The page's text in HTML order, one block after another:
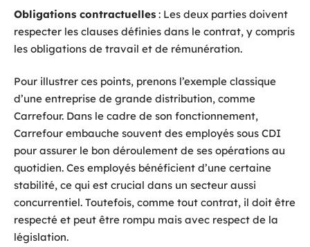
Obligations contractuelles : Les deux parties doivent
respecter les clauses définies dans le contrat, y compris
les obligations de travail et de rémunération.
Pour illustrer ces points, prenons l’exemple classique
d’une entreprise de grande distribution, comme
Carrefour. Dans le cadre de son fonctionnement,
Carrefour embauche souvent des employés sous CDI
pour assurer le bon déroulement de ses opérations au
quotidien. Ces employés bénéficient d’une certaine
stabilité, ce qui est crucial dans un secteur aussi
concurrentiel. Toutefois, comme tout contrat, il doit être
respecté et peut être rompu mais avec respect de la
législation.